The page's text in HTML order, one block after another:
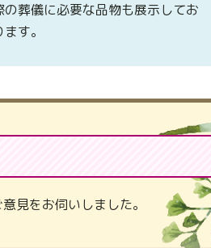
の葬儀に必要な品物も展示してお
ます。
見をお伺いしました。